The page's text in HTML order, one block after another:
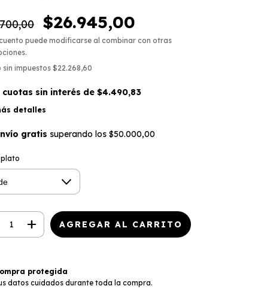
$26.945,00
puede modificarse al combinar con otras
sin impuestos $22.268,60
cuotas sin interés de $4.490,83
detalles
gratis superando los $50.000,00
protegida
datos cuidados durante toda la compra.